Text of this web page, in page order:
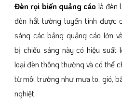
Đèn rọi biển quảng cáo là đèn
đèn hắt tường tuyến tính được
sáng các bảng quảng cáo lớn
bị chiếu sáng này có hiệu suất
loại đèn thông thường và có thể
từ môi trường như mưa to, gió,
nghiệt.